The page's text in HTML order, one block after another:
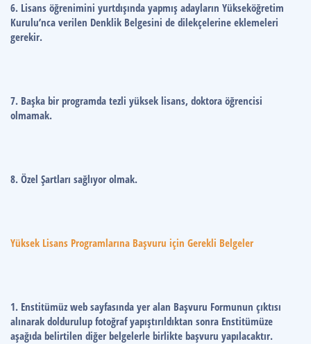
6. Lisans öğrenimini yurtdışında yapmış adayların Yükseköğretim
Kurulu’nca verilen Denklik Belgesini de dilekçelerine eklemeleri
gerekir.
7. Başka bir programda tezli yüksek lisans, doktora öğrencisi
olmamak.
8. Özel Şartları sağlıyor olmak.
Yüksek Lisans Programlarına Başvuru için Gerekli Belgeler
1. Enstitümüz web sayfasında yer alan Başvuru Formunun çıktısı
alınarak doldurulup fotoğraf yapıştırıldıktan sonra Enstitümüze
aşağıda belirtilen diğer belgelerle birlikte başvuru yapılacaktır.